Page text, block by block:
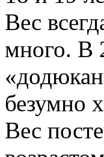
Вес
много. В
безумно
Вес